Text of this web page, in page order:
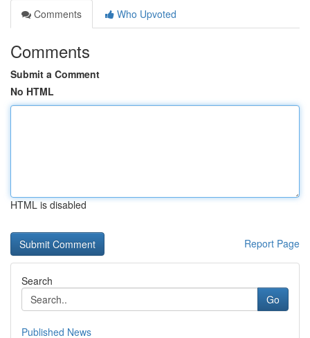
Comments
Who Upvoted
Comments
Submit a Comment
No HTML
HTML is disabled
Report Page
Search
Go
Published News